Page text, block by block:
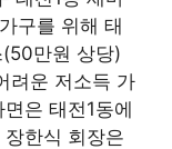
구를 위해 태
만원 상당)
려운 저소득 가
은 태전1동에
한식 회장은